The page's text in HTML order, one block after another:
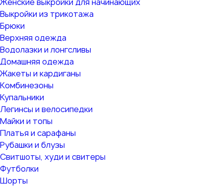
Выкройки из трикотажа
Брюки
Верхняя одежда
Водолазки и лонгсливы
Домашняя одежда
Жакеты и кардиганы
Комбинезоны
Купальники
Легинсы и велосипедки
Майки и топы
Платья и сарафаны
Рубашки и блузы
Свитшоты, худи и свитеры
Футболки
Шорты